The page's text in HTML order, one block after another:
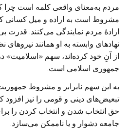
مردم به‌معنای واقعی کلمه است چرا
مشروط است به اراده و میل کسانی که
ارادهٔ مردم نمایندگی می‌کنند. قدرت
نهادهای وابسته به او همانند
از آنِ خود کرده‌اند، سهم «اسلامیت»
جمهوری اسلامی است.
به این سهم نابرابر و مشروط
تبعیض‌های دینی و قومی را نیز افزود
حق انتخاب شدن و انتخاب کردن را
جامعه دشوار و یا ناممکن می‌سازد.